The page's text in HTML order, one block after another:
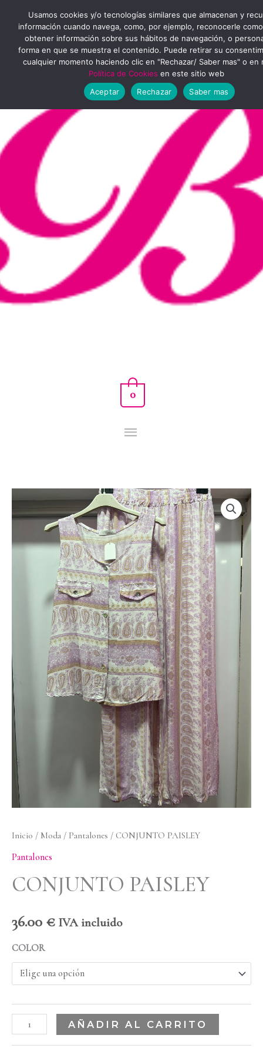
contenido
MENÚ
PRINCIPAL
0
Inicio / Moda / Pantalones / CONJUNTO PAISLEY
Pantalones
CONJUNTO PAISLEY
36.00 € IVA incluido
COLOR
CONJUNTO
PAISLEY
AÑADIR AL CARRITO
Usamos cookies y/o tecnologías similares que almacenan y
información cuando navega, como, por ejemplo, reconocerle
obtener información sobre sus hábitos de navegación, o
forma en que se muestra el contenido. Puede retirar su
cualquier momento haciendo clic en "Rechazar/ Saber mas" o en
Política de Cookies en este sitio web
Aceptar
Rechazar Saber mas